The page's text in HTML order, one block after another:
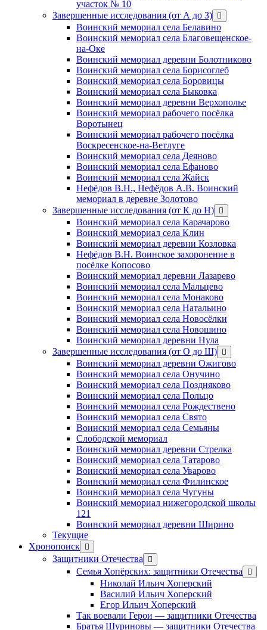
участок № 10
Завершенные исследования (от А до З) открыть
меню
Воинский мемориал села Белавино
Воинский мемориал села Благовещенское-
на-Оке
Воинский мемориал деревни Болотниково
Воинский мемориал села Борисоглеб
Воинский мемориал села Боровицы
Воинский мемориал села Быковка
Воинский мемориал деревни Верхополье
Воинский мемориал рабочего посёлка
Воротынец
Воинский мемориал рабочего посёлка
Воскресенское-на-Ветлуге
Воинский мемориал села Деяново
Воинский мемориал села Ефаново
Воинский мемориал села Жайск
Нефёдов В.Н., Нефёдов А.В. Воинский
мемориал в деревне Золотово
Завершенные исследования (от К до Н) открыть
меню
Воинский мемориал села Карачарово
Воинский мемориал села Клин
Воинский мемориал деревни Козловка
Нефёдов В.Н. Воинское захоронение в
посёлке Копосово
Воинский мемориал деревни Лазарево
Воинский мемориал села Мальцево
Воинский мемориал села Монаково
Воинский мемориал села Натальино
Воинский мемориал села Новосёлки
Воинский мемориал села Новошино
Воинский мемориал деревни Нула
Завершенные исследования (от О до Ш) открыть
меню
Воинский мемориал деревни Ожигово
Воинский мемориал села Онучино
Воинский мемориал села Поздняково
Воинский мемориал села Польцо
Воинский мемориал села Рождествено
Воинский мемориал села Свято
Воинский мемориал села Семьяны
Слободской мемориал
Воинский мемориал деревни Стрелка
Воинский мемориал села Татарово
Воинский мемориал села Уварово
Воинский мемориал села Филинское
Воинский мемориал села Чугуны
Воинский мемориал нижегородской школы
121
Воинский мемориал деревни Ширино
Текущие
Хронопоиск открыть
меню
Защитники Отечества
открыть
меню
Семья Хопёрских: защитники Отечества
меню
Николай Ильич Хоперский
Василий Ильич Хоперский
Егор Ильич Хоперский
Так воевали Герои — защитники Отечества
Братья Шуриновы — защитники Отечества